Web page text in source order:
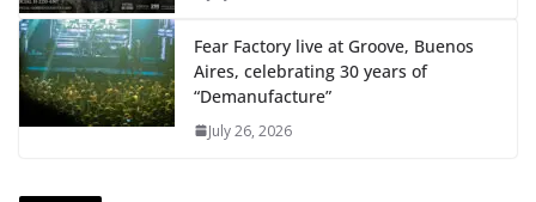
Fear Factory live at Groove, Buenos
Aires, celebrating 30 years of
“Demanufacture”
July 26, 2026